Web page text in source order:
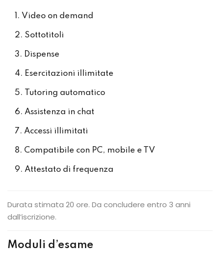
Video on demand
Sottotitoli
Dispense
Esercitazioni illimitate
Tutoring automatico
Assistenza in chat
Accessi illimitati
Compatibile con PC, mobile e TV
Attestato di frequenza
Durata stimata 20 ore. Da concludere entro 3 anni
dall’iscrizione.
Moduli d’esame